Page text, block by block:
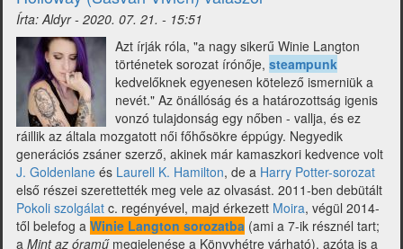
Írta:Aldyr- 2020. 07. 21. - 15:51
Azt írják róla, "a nagy sikerű Winie Langton
történetek sorozat írónője, steampunk
kedvelőknek egyenesen kötelező ismerniük a
nevét." Az önállóság és a határozottság igenis
vonzó tulajdonság egy nőben - vallja, és ez
ráillik az általa mozgatott női főhősökre éppúgy. Negyedik
generációs zsáner szerző, akinek már kamaszkori kedvence volt
J. Goldenlane és Laurell K. Hamilton, de a Harry Potter-sorozat
első részei szerettették meg vele az olvasást. 2011-ben debütált
Pokoli szolgálat c. regényével, majd érkezett Moira, végül 2014-
től belefog a Winie Langton sorozatba (ami a 7-ik résznél tart;
a Mint az óraműmegjelenése a Könyvhétre várható), azóta is a